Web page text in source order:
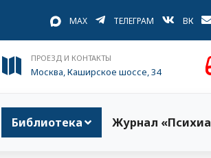
MAX ТЕЛЕГРАМ ВК
ПРОЕЗД И КОНТАКТЫ
Москва, Каширское шоссе, 34
Библиотека Журнал